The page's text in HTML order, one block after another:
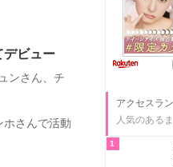
デビュー
ンさん、チ
さんで活動
アクセスラ
人気のある
1